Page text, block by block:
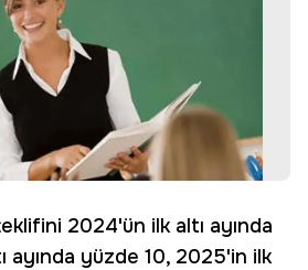
2024'ün ilk altı ayında
ayında yüzde 10, 2025'in ilk